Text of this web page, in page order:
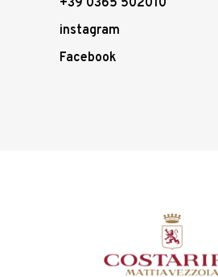
instagram
Facebook